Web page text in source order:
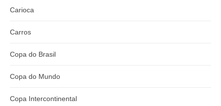
Carioca
Carros
Copa do Brasil
Copa do Mundo
Copa Intercontinental